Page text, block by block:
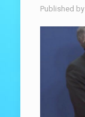
Published by